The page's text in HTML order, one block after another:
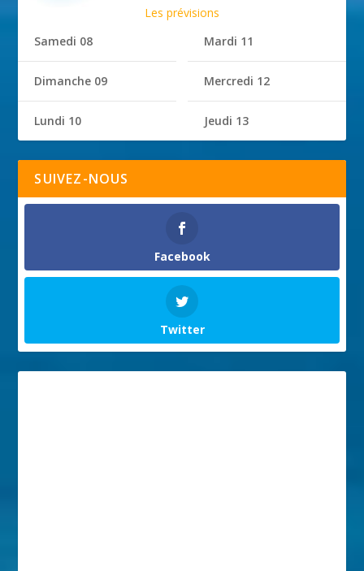
Les prévisions
Samedi 08
Dimanche 09
Lundi 10
Mardi 11
Mercredi 12
Jeudi 13
SUIVEZ-NOUS
Facebook
Twitter